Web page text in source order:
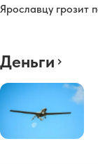
Ярославцу грозит
Деньги